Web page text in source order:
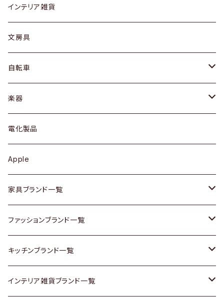
ローテーブル / サイドテーブル
デスク / コンソール
ドレッサー
シェルフ
キュリオケース / 飾り棚
カップボード / 食器棚
チェスト
その他家具
Vintageヴィンテージ / Antiqueアンティーク
Designers / デザイナーズ
フロアライト
リング
ピアス / イヤリング
財布
バッグ
アウター
トップス
ワンピース
ボトムス
靴
スカーフ
腕時計
Vintage / ヴィンテージ
グラス / タンブラー
カップ / マグ
プレート / ボウル
カトラリー
ケトル / ティーポット
鍋 / フライパン
Vintage / ヴィンテージ
銀製品
和物 / 作家物
その他キッチン雑貨
インテリア雑貨
文房具
自転車
dahon
楽器
ギター
ベース
その他楽器
電化製品
Apple
家具ブランド一覧
ACME Furniture / アクメ ファニチャー
ACTUS / アクタス
arflex / アルフレックス
ファッションブランド一覧
agnes b / アニエス ベー
BALLY / バリー
キッチンブランド一覧
ARABIA / アラビア
インテリア雑貨ブランド一覧